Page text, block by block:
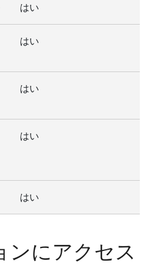
はい
はい
はい
はい
はい
ンにアクセス